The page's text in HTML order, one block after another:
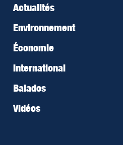
Actualités
Environnement
Économie
International
Balados
Vidéos